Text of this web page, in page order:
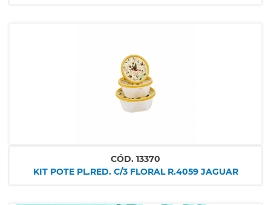
CÓD. 13370
KIT POTE PL.RED. C/3 FLORAL R.4059 JAGUAR